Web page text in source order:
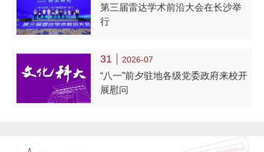
景，集中展现了国防科大人在教学科研实践中矢志强军、
奋进一流的实干担当。
第三届雷达学术前沿大会在长沙举
行
31 2026-07
“八一”前夕驻地各级党委政府来校开
展慰问